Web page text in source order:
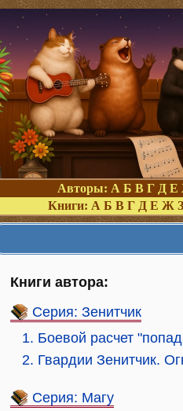
Авторы: А Б В Г Д Е
Книги: А Б В Г Д Е Ж З
Книги автора:
Серия: Зенитчик
1. Боевой расчет
2. Гвардии Зенитчик.
Серия: Магу